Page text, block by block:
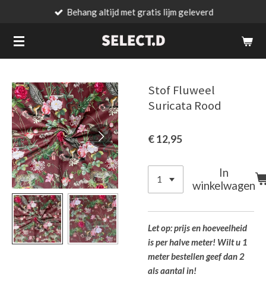
naar
Behang altijd met gratis lijm geleverd
Stof Fluweel
Suricata Rood
€ 12,95
In
winkelwagen
Let op: prijs en hoeveelheid
is per halve meter! Wilt u 1
meter bestellen geef dan 2
als aantal in!